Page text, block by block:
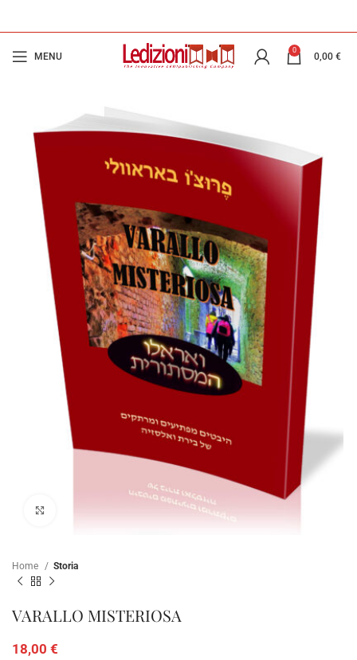
MENU
0
0,00 €
Home Storia
VARALLO MISTERIOSA
18,00 €